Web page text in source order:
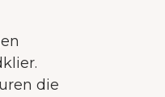
die